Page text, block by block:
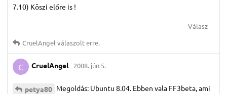
7.10) Köszi előre is !
Válasz
CruelAngel válaszolt erre.
C CruelAngel 2008. jún 5.
petya80 Megoldás: Ubuntu 8.04. Ebben vala FF3beta, ami